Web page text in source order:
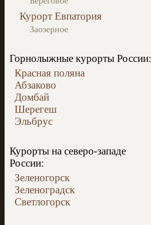
Курорт Евпатория
Заозерное
Горнолыжные курорты России:
Красная поляна
Абзаково
Домбай
Шерегеш
Эльбрус
Курорты на северо-западе
России:
Зеленогорск
Зеленоградск
Светлогорск